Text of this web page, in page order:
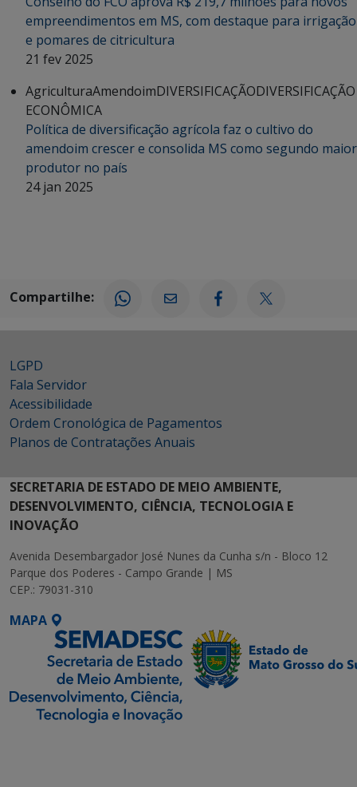
empreendimentos em MS, com destaque para irrigação
e pomares de citricultura
21 fev 2025
AgriculturaAmendoimDIVERSIFICAÇÃODIVERSIFICAÇÃO
ECONÔMICA
Política de diversificação agrícola faz o cultivo do
amendoim crescer e consolida MS como segundo maior
produtor no país
24 jan 2025
Compartilhe:
LGPD
Fala Servidor
Acessibilidade
Ordem Cronológica de Pagamentos
Planos de Contratações Anuais
SECRETARIA DE ESTADO DE MEIO AMBIENTE,
DESENVOLVIMENTO, CIÊNCIA, TECNOLOGIA E
INOVAÇÃO
Avenida Desembargador José Nunes da Cunha s/n - Bloco 12
Parque dos Poderes - Campo Grande | MS
CEP.: 79031-310
MAPA